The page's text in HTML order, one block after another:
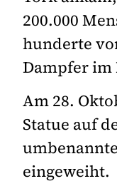
200.000
hunderte
Dampfer
Am 28.
Statue auf
eingeweiht.